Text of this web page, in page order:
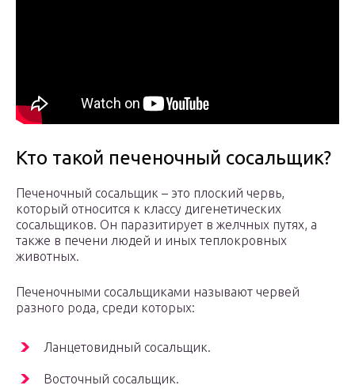
Кто такой печеночный сосальщик?
Печеночный сосальщик – это плоский червь,
который относится к классу дигенетических
сосальщиков. Он паразитирует в желчных путях, а
также в печени людей и иных теплокровных
животных.
Печеночными сосальщиками называют червей
разного рода, среди которых:
Ланцетовидный сосальщик.
Восточный сосальщик.